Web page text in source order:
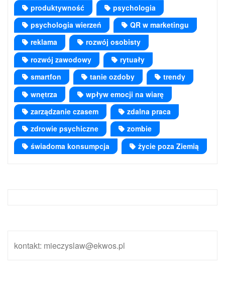
produktywność
psychologia
psychologia wierzeń
QR w marketingu
reklama
rozwój osobisty
rozwój zawodowy
rytuały
smartfon
tanie ozdoby
trendy
wnętrza
wpływ emocji na wiarę
zarządzanie czasem
zdalna praca
zdrowie psychiczne
zombie
świadoma konsumpcja
życie poza Ziemią
kontakt: mieczyslaw@ekwos.pl